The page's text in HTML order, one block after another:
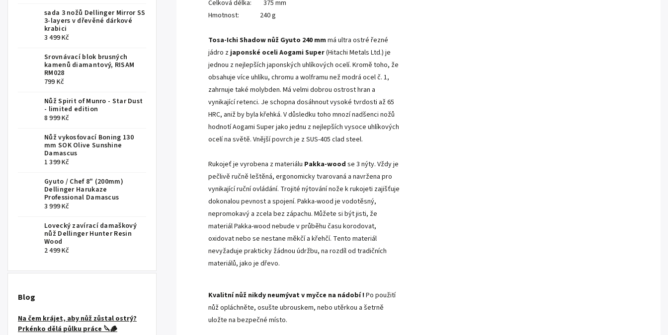
sada 3 nožů Dellinger Mirror SS
3-layers v dřevěné dárkové
krabici
3 499 Kč
Srovnávací blok brusných
kamenů diamantový, RISAM
RM028
799 Kč
Nůž Spirit of Munro - Star Dust
- limited edition
8 999 Kč
Nůž vykosťovací Boning 130
mm SOK Olive Sunshine
Damascus
1 399 Kč
Gyuto / Chef 8" (200mm)
Dellinger Harukaze
Professional Damascus
3 999 Kč
Lovecký zavírací damaškový
nůž Dellinger Hunter Resin
Wood
2 499 Kč
Blog
Na čem krájet, aby nůž zůstal ostrý?
Prkénko dělá půlku práce 🔪🪵
Celková délka: 375 mm
Hmotnost: 240 g
Tosa-Ichi Shadow nůž Gyuto 240 mm má ultra ostré řezné
jádro zjaponské oceli Aogami Super(Hitachi Metals Ltd.) je
jednou z nejlepších japonských uhlíkových ocelí. Kromě toho, že
obsahuje více uhlíku, chromu a wolframu než modrá ocel č. 1,
zahrnuje také molybden. Má velmi dobrou ostrost hran a
vynikající retenci. Je schopna dosáhnout vysoké tvrdosti až 65
HRC, aniž by byla křehká. V důsledku toho mnozí nadšenci nožů
hodnotí Aogami Super jako jednu z nejlepších vysoce uhlíkových
ocelí na světě. Vnější povrch je z SUS-405 clad steel.
Rukojeť je vyrobena z materiálu Pakka-wood se 3 nýty. Vždy je
pečlivě ručně leštěná, ergonomicky tvarovaná a navržena pro
vynikající ruční ovládání. Trojité nýtování nože k rukojeti zajišťuje
dokonalou pevnost a spojení. Pakka-wood je vodotěsný,
nepromokavý a zcela bez zápachu. Můžete si být jisti, že
materiál Pakka-wood nebude v průběhu času korodovat,
oxidovat nebo se nestane měkčí a křehčí. Tento materiál
nevyžaduje prakticky žádnou údržbu, na rozdíl od tradičních
materiálů, jako je dřevo.
Kvalitní nůž nikdy neumývat v myčce na nádobí ! Po použití
nůž opláchněte, osušte ubrouskem, nebo utěrkou a šetrně
uložte na bezpečné místo.